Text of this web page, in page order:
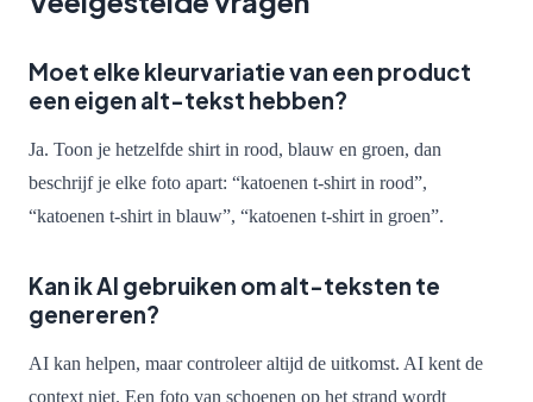
Moet elke kleurvariatie van een product
een eigen alt-tekst hebben?
Ja. Toon je hetzelfde shirt in rood, blauw en groen, dan
beschrijf je elke foto apart: “katoenen t-shirt in rood”,
“katoenen t-shirt in blauw”, “katoenen t-shirt in groen”.
Kan ik AI gebruiken om alt-teksten te
genereren?
AI kan helpen, maar controleer altijd de uitkomst. AI kent de
context niet. Een foto van schoenen op het strand wordt